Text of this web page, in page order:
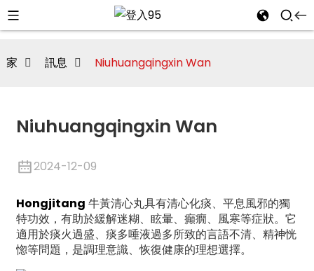
家 訊息 Niuhuangqingxin Wan
Niuhuangqingxin Wan
2024-12-09
Hongjitang 牛黃清心丸具有清心化痰、平息風邪的獨
特功效，有助於緩解迷糊、眩暈、癲癇、風寒等症狀。它
適用於痰火過盛、痰多唾液過多所致的言語不清、精神恍
惚等問題，是調理意識、恢復健康的理想選擇。